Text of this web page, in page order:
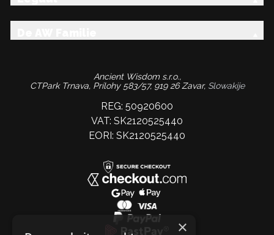
Ancient Wisdom s.r.o.,
CTPark Trnava, Prílohy 583/57, 919 26 Zavar, Slowakije
REG: 50920600
VAT: SK2120525440
EORI: SK2120525440
×